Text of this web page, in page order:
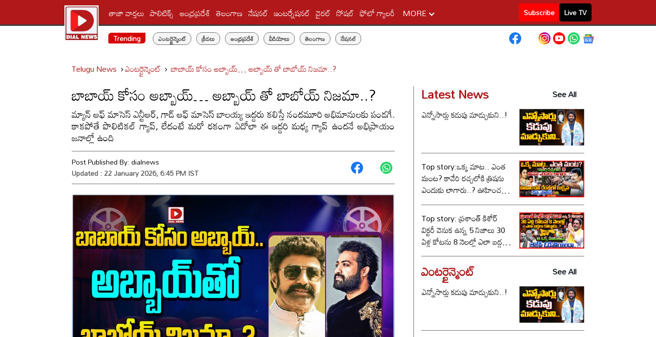
తాజా వార్తలు పాలిటిక్స్‌ ఆంధ్రప్రదేశ్ తెలంగాణ నేషనల్ ఇంటర్నేషనల్ వైరల్ సోషల్ ఫోటో గ్యాలరీ MORE Subscribe
Live TV
Trending
ఎంటర్టైన్మెంట్ క్రీడలు ఆంధ్రప్రదేశ్ వీడియోలు తెలంగాణ నేషనల్
Telugu News ఎంటర్టైన్మెంట్ బాబాయ్ కోసం అబ్బాయ్… అబ్బాయ్ తో బాబోయ్ నిజమా..?
బాబాయ్ కోసం అబ్బాయ్… అబ్బాయ్ తో బాబోయ్ నిజమా..?
మ్యాన్ ఆఫ్ మాసెస్ ఎన్టీఆర్, గాడ్ ఆఫ్ మాసెస్ బాలయ్య ఇద్దరు కలిస్తే నందమూరి అభిమానులకు పండగే.
కాకపోతే పొలిటికల్ గ్యాప్, లేదంటే మరో రకంగా ఏదోలా ఈ ఇద్దరి మధ్య గ్యాప్ ఉందనే అభిప్రాయం
జనాల్లో ఉంది
Post Published By:dialnews
Updated : 22 January 2026, 6:45 PM IST
Latest News
See All
ఎన్నోసార్లు కడుపు మాడ్చుకుని..!
Top story:ఒక్క మాట.. ఎంత
మంట? కావేరి రచ్చలోకి త్రిషను
ఎందుకు లాగారు..? ఊహించని
రేంజ్ లో బుక్కైన చిన్న స్టాలిన్..!
Top story: ప్రశాంత్ కిశోర్
విక్టరీ వెనుక ఉన్న 5 నిజాలు 30
ఏళ్ల కోటను 8 నెలల్లో ఎలా బద్దలు
కొట్టాడు..? ఆ ఒక్క మాటతోనే
బీజేపీ ఓడిపోయిందా..?
ఎంటర్టైన్మెంట్
See All
ఎన్నోసార్లు కడుపు మాడ్చుకుని..!